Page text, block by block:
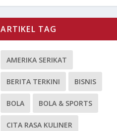
ARTIKEL TAG
AMERIKA SERIKAT
BERITA TERKINI BISNIS
BOLA BOLA & SPORTS
CITA RASA KULINER